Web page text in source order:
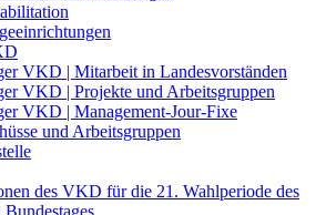
VKD | Mitarbeit in Landesvorständen
VKD | Projekte und Arbeitsgruppen
VKD | Management-Jour-Fixe
und Arbeitsgruppen
des VKD für die 21. Wahlperiode des